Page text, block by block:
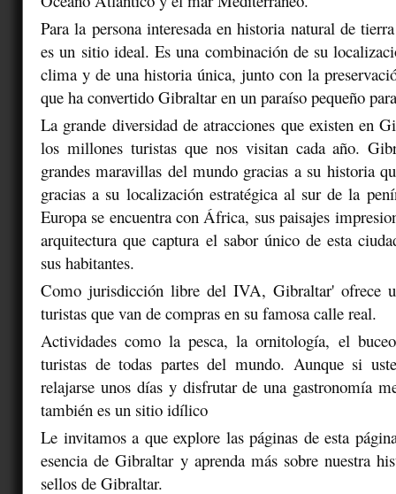
Para la persona interesada en historia natural de
es un sitio ideal. Es una combinación de su
clima y de una historia única, junto con la
que ha convertido Gibraltar en un paraíso pequeño
La grande diversidad de atracciones que existen en
los millones turistas que nos visitan cada año.
grandes maravillas del mundo gracias a su historia
gracias a su localización estratégica al sur de la
Europa se encuentra con África, sus paisajes
arquitectura que captura el sabor único de esta
sus habitantes.
Como jurisdicción libre del IVA, Gibraltar' ofrece
turistas que van de compras en su famosa calle real.
Actividades como la pesca, la ornitología, el
turistas de todas partes del mundo. Aunque si
relajarse unos días y disfrutar de una gastronomía
también es un sitio idílico
Le invitamos a que explore las páginas de esta
esencia de Gibraltar y aprenda más sobre nuestra
sellos de Gibraltar.